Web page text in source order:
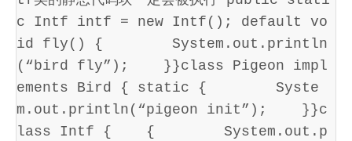
c Intf intf = new Intf(); default vo
id fly() {        System.out.println
(“bird fly”);    }}class Pigeon impl
ements Bird { static {        Syste
m.out.println(“pigeon init”);    }}c
lass Intf {    {        System.out.p